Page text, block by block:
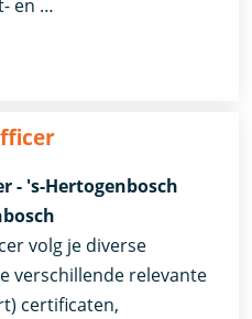
en …
- 's-Hertogenbosch
volg je diverse
verschillende relevante
certificaten,